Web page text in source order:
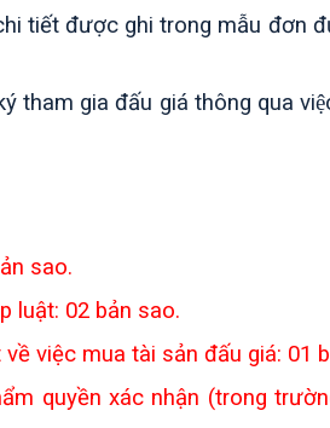
tiết được ghi trong mẫu đơn
tham gia đấu giá thông qua
sao.
luật: 02 bản sao.
việc mua tài sản đấu giá: 01
quyền xác nhận (trong